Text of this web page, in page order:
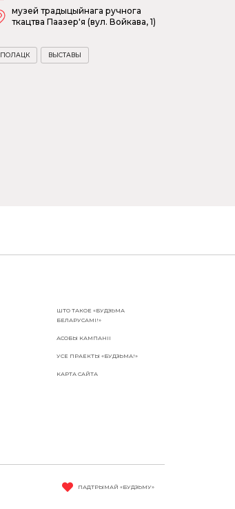
музей традыцыйнага ручнога
ткацтва Паазер'я (вул. Войкава, 1)
ПОЛАЦК ВЫСТАВЫ
ШТО ТАКОЕ «БУДЗЬМА
БЕЛАРУСАМІ!»
АСОБЫ КАМПАНІІ
УСЕ ПРАЕКТЫ «БУДЗЬМА!»
КАРТА САЙТА
ПАДТРЫМАЙ «БУДЗЬМУ»